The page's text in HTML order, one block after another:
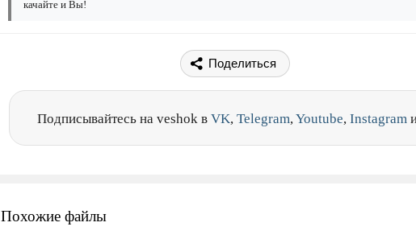
качайте и Вы!
Поделиться
Подписывайтесь на veshok в VK, Telegram,Youtube, Instagram
Похожие файлы